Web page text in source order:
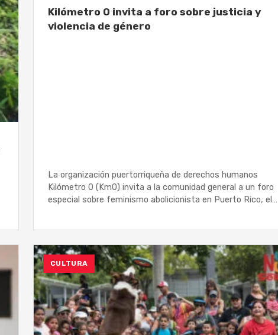
Kilómetro 0 invita a foro sobre justicia y
violencia de género
La organización puertorriqueña de derechos humanos
Kilómetro 0 (Km0) invita a la comunidad general a un foro
especial sobre feminismo abolicionista en Puerto Rico, el…
CULTURA